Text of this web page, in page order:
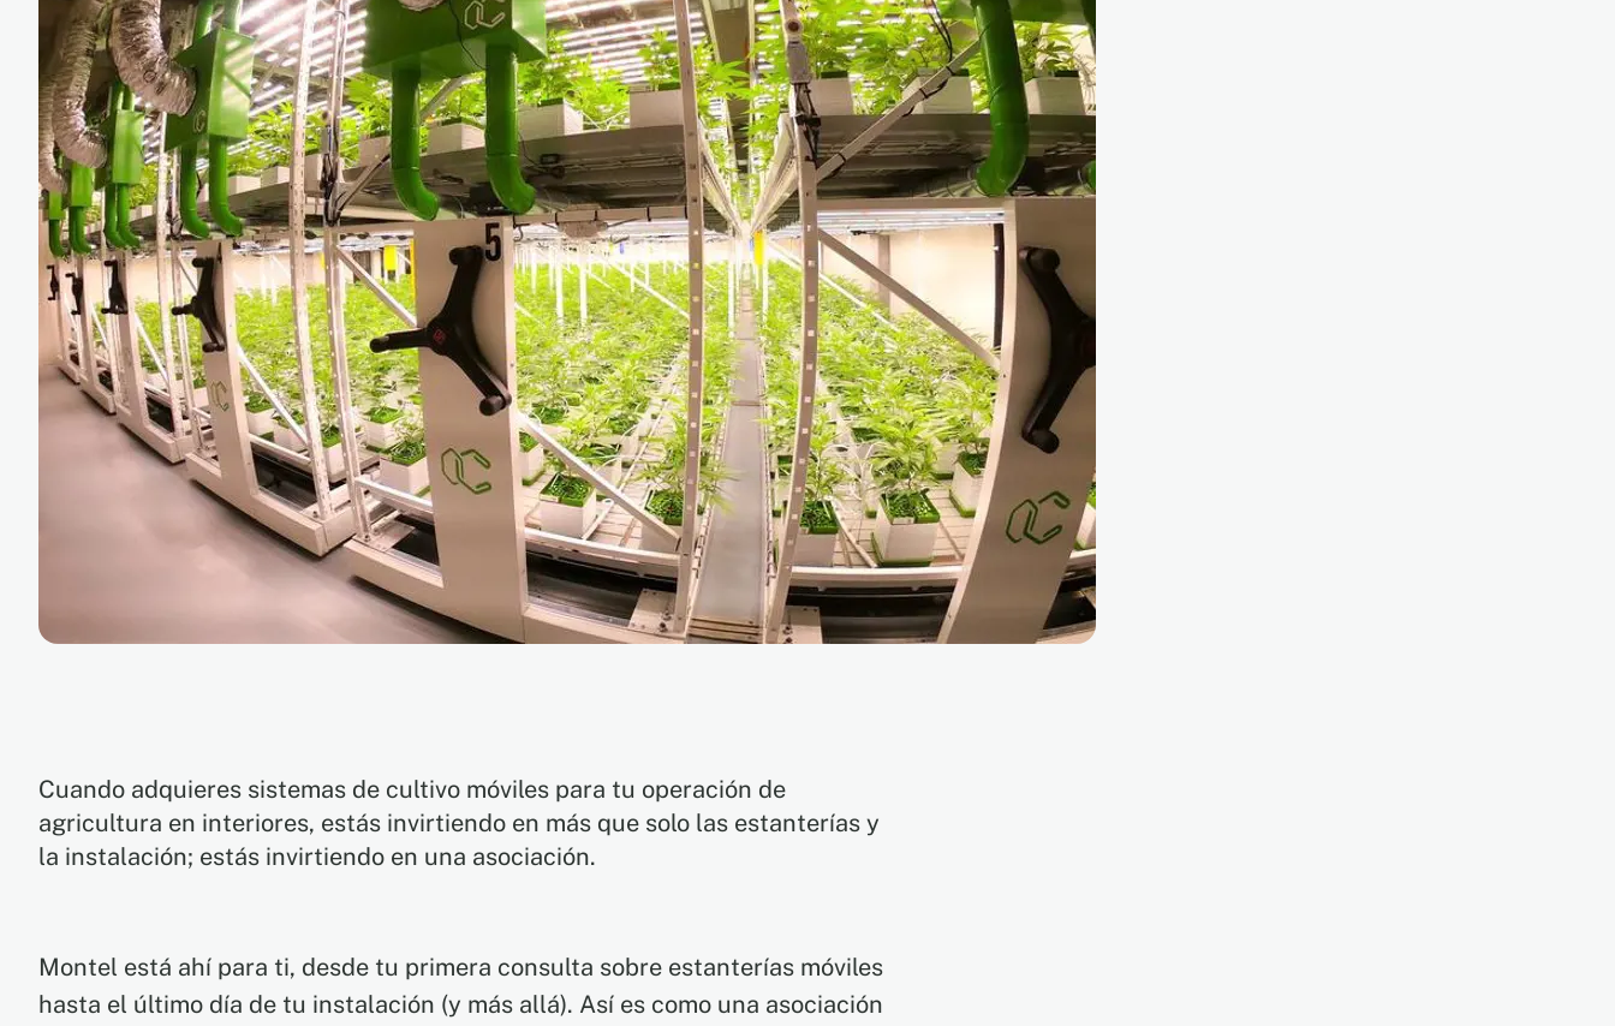
Cuando adquieres sistemas de cultivo móviles para tu operación de
agricultura en interiores, estás invirtiendo en más que solo las estanterías y
la instalación; estás invirtiendo en una asociación.
Montel está ahí para ti, desde tu primera consulta sobre estanterías móviles
hasta el último día de tu instalación (y más allá). Así es como una asociación